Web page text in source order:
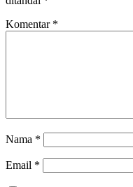
Komentar *
Nama *
Email *